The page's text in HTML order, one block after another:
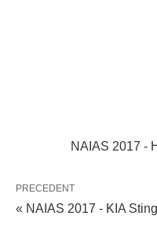
NAIAS 2017 -
PRECEDENT
« NAIAS 2017 - KIA